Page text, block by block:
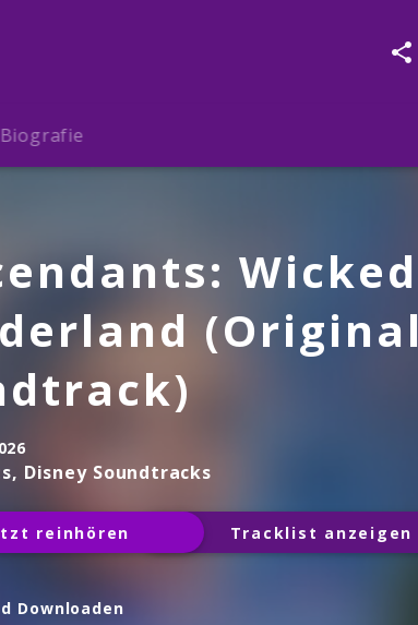
Biografie
Wicked
(Original
Disney Soundtracks
reinhören Tracklist anzeigen
Downloaden